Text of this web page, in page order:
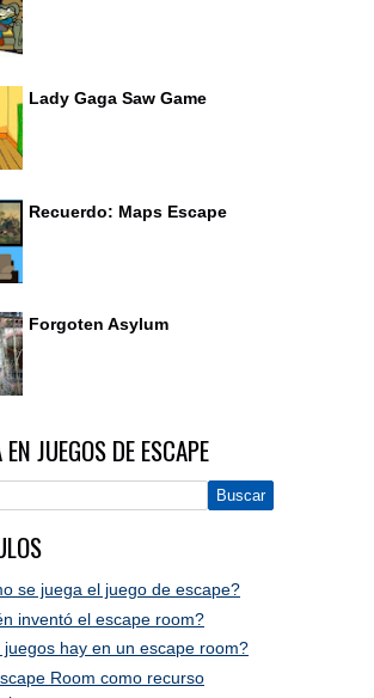
Lady Gaga Saw Game
Recuerdo: Maps Escape
Forgoten Asylum
JUEGOS DE ESCAPE
se juega el juego de escape?
inventó el escape room?
juegos hay en un escape room?
Room como recurso